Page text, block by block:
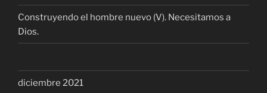
Construyendo el hombre nuevo (V). Necesitamos a
Dios.
diciembre 2021